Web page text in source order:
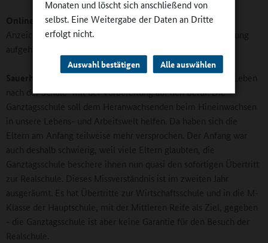
Monaten und löscht sich anschließend von
selbst. Eine Weitergabe der Daten an Dritte
erfolgt nicht.
Auswahl bestätigen Alle auswählen
Online-Redaktion:Gibt es nach den ersten zwei Jahren
Anzeichen, dass dieses Konzept einer ganzheitlicheren Bildung
aufgeht?
Sauerhammer:Auf jeden Fall. Unser Motto ist: "Fit für das Leben
nach der Schule" mit der Vorbereitung auf den Beruf. Die
Ganztagsschule soll dem Heranwachsenden beim Hineinwachsen
in unsere Lebens- und Arbeitswelt helfen. Da haben sich die
Eltern am Anfang teilweise mehr versprochen. Der Anfang war
auch deshalb schwierig, weil viele Eltern glaubten, die
Ganztagsschule beschere ihnen nun quasi den sofortigen Übertritt
zur Realschule. Dieses Missverständnis ist im zweiten Jahr
ausgeräumt. Es hat Übertritte zur Wirtschaftsschule und in die M-
Klasse der Hauptschule, mit der Mittleren Reife als Ziel, gegeben
- die Ganztagsschule ist aber keine Garantie für den Besuch der
Realschule.